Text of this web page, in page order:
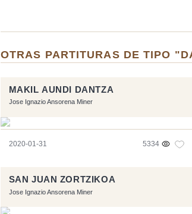
OTRAS PARTITURAS DE TIPO
MAKIL AUNDI DANTZA
Jose Ignazio Ansorena Miner
2020-01-31 5334
SAN JUAN ZORTZIKOA
Jose Ignazio Ansorena Miner